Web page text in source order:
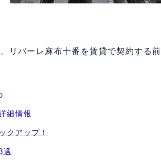
リバーレ麻布十番を賃貸で契約する前
細情報
クアップ！
選